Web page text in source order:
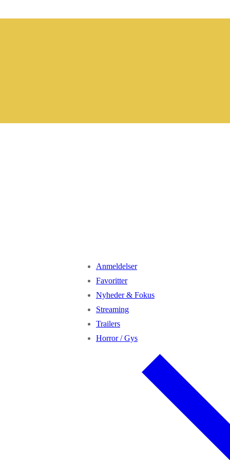
Anmeldelser
Favoritter
Nyheder & Fokus
Streaming
Trailers
Horror / Gys